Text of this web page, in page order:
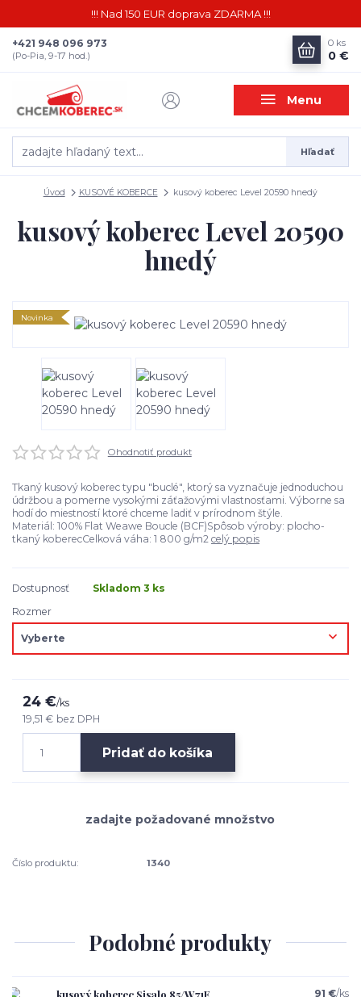
!!! Nad 150 EUR doprava ZDARMA !!!
Menu
Hľadať
+421 948 096 973
(Po-Pia, 9-17 hod.)
0 ks
0 €
Úvod KUSOVÉ KOBERCE kusový koberec Level 20590 hnedý
kusový koberec Level 20590
hnedý
Novinka
Ohodnotiť produkt
Tkaný kusový koberec typu "buclé", ktorý sa vyznačuje jednoduchou
údržbou a pomerne vysokými záťažovými vlastnosťami. Výborne sa
hodí do miestností ktoré chceme ladiť v prírodnom štýle.
Materiál: 100% Flat Weawe Boucle (BCF)Spôsob výroby: plocho-
tkaný koberecCelková váha: 1 800 g/m2 celý popis
Dostupnosť
Skladom 3 ks
Rozmer
24 €/ks
19,51 € bez DPH
Pridať do košíka
Číslo produktu: 1340
Podobné produkty
kusový koberec Sisalo 85/W71E 91 €/ks